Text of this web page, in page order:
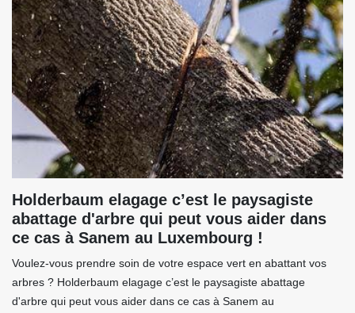
Holderbaum elagage c’est le paysagiste
abattage d'arbre qui peut vous aider dans
ce cas à Sanem au Luxembourg !
Voulez-vous prendre soin de votre espace vert en abattant vos
arbres ? Holderbaum elagage c’est le paysagiste abattage
d'arbre qui peut vous aider dans ce cas à Sanem au